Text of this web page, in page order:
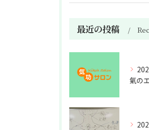
最近の投稿